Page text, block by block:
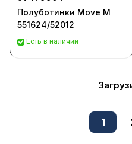
Полуботинки Move M
551624/52012
Есть в наличии
1